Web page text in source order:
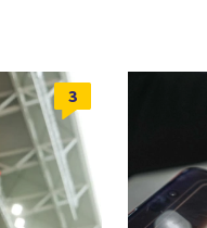
3